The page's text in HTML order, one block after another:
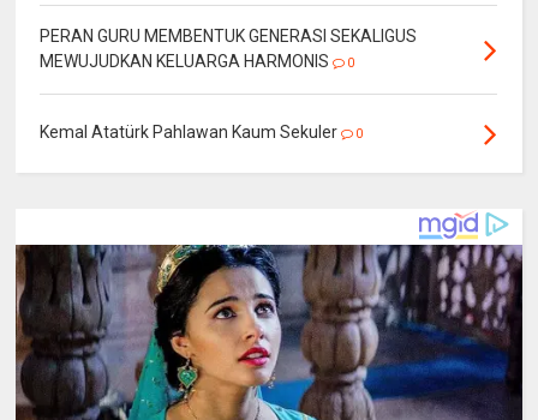
PERAN GURU MEMBENTUK GENERASI SEKALIGUS
MEWUJUDKAN KELUARGA HARMONIS
0
Kemal Atatürk Pahlawan Kaum Sekuler 0